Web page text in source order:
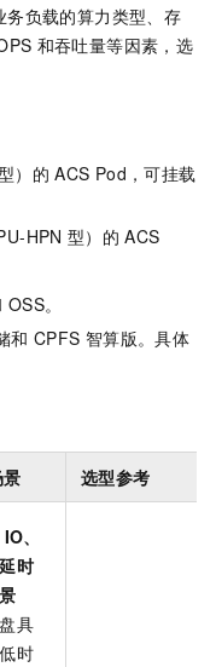
负载的算力类型、存
和吞吐量等因素，选
）的 ACS Pod，可挂载
HPN 型）的 ACS
OSS。
和 CPFS 智算版。具体
选型参考
IO、
时
具
时